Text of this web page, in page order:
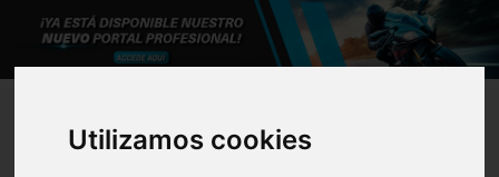
Utilizamos cookies
https://v4.notabilus.com/